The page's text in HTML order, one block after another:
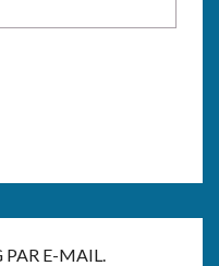
PAR E-MAIL.